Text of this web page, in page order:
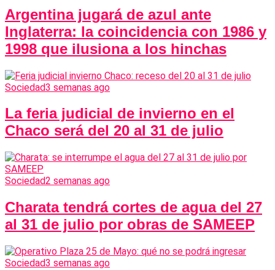
Argentina jugará de azul ante
Inglaterra: la coincidencia con 1986 y
1998 que ilusiona a los hinchas
Sociedad3 semanas ago
La feria judicial de invierno en el
Chaco será del 20 al 31 de julio
Sociedad2 semanas ago
Charata tendrá cortes de agua del 27
al 31 de julio por obras de SAMEEP
Sociedad3 semanas ago